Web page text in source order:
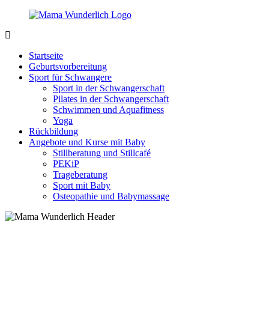
Zurück
Inhalt
sein
wunderbar!
Startseite
Geburtsvorbereitung
Sport für Schwangere
Sport in der Schwangerschaft
Pilates in der Schwangerschaft
Schwimmen und Aquafitness
Yoga
Rückbildung
Angebote und Kurse mit Baby
Stillberatung und Stillcafé
PEKiP
Trageberatung
Sport mit Baby
Osteopathie und Babymassage